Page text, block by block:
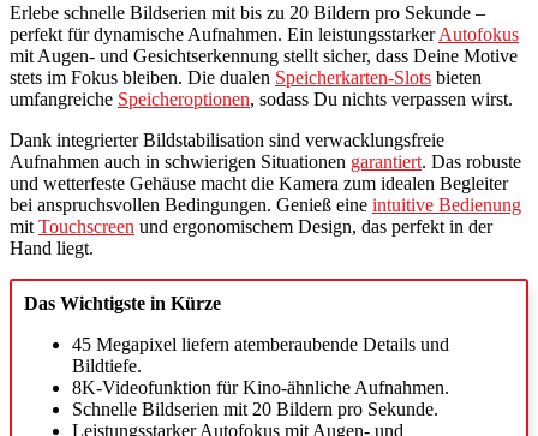
Erlebe schnelle Bildserien mit bis zu 20 Bildern pro Sekunde –
perfekt für dynamische Aufnahmen. Ein leistungsstarkerAutofokus
mit Augen- und Gesichtserkennung stellt sicher, dass Deine Motive
stets im Fokus bleiben. Die dualen Speicherkarten-Slots bieten
umfangreiche Speicheroptionen, sodass Du nichts verpassen wirst.
Dank integrierter Bildstabilisation sind verwacklungsfreie
Aufnahmen auch in schwierigen Situationen garantiert. Das robuste
und wetterfeste Gehäuse macht die Kamera zum idealen Begleiter
bei anspruchsvollen Bedingungen. Genieß eine intuitive Bedienung
mit Touchscreen und ergonomischem Design, das perfekt in der
Hand liegt.
Das Wichtigste in Kürze
45 Megapixel liefern atemberaubende Details und
Bildtiefe.
8K-Videofunktion für Kino-ähnliche Aufnahmen.
Schnelle Bildserien mit 20 Bildern pro Sekunde.
Leistungsstarker Autofokus mit Augen- und